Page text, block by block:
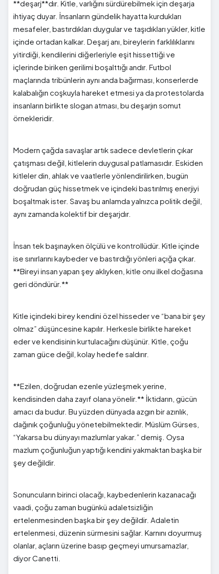
**deşarj**dır. Kitle, varlığını sürdürebilmek için deşarja
ihtiyaç duyar. İnsanların gündelik hayatta kurdukları
mesafeler, bastırdıkları duygular ve taşıdıkları yükler, kitle
içinde ortadan kalkar. Deşarj anı, bireylerin farklılıklarını
yitirdiği, kendilerini diğerleriyle eşit hissettiği ve
içlerinde biriken gerilimi boşalttığı andır. Futbol
maçlarında tribünlerin aynı anda bağırması, konserlerde
kalabalığın coşkuyla hareket etmesi ya da protestolarda
insanların birlikte slogan atması, bu deşarjın somut
örnekleridir.
Modern çağda savaşlar artık sadece devletlerin çıkar
çatışması değil, kitlelerin duygusal patlamasıdır. Eskiden
kitleler din, ahlak ve vaatlerle yönlendirilirken, bugün
doğrudan güç hissetmek ve içindeki bastırılmış enerjiyi
boşaltmak ister. Savaş bu anlamda yalnızca politik değil,
aynı zamanda kolektif bir deşarjdır.
İnsan tek başınayken ölçülü ve kontrollüdür. Kitle içinde
ise sınırlarını kaybeder ve bastırdığı yönleri açığa çıkar.
**Bireyi insan yapan şey aklıyken, kitle onu ilkel doğasına
geri döndürür.**
Kitle içindeki birey kendini özel hisseder ve “bana bir şey
olmaz” düşüncesine kapılır. Herkesle birlikte hareket
eder ve kendisinin kurtulacağını düşünür. Kitle, çoğu
zaman güce değil, kolay hedefe saldırır.
**Ezilen, doğrudan ezenle yüzleşmek yerine,
kendisinden daha zayıf olana yönelir.** İktidarın, gücün
amacı da budur. Bu yüzden dünyada azgın bir azınlık,
dağınık çoğunluğu yönetebilmektedir. Müslüm Gürses,
“Yakarsa bu dünyayı mazlumlar yakar.” demiş. Oysa
mazlum çoğunluğun yaptığı kendini yakmaktan başka bir
şey değildir.
Sonuncuların birinci olacağı, kaybedenlerin kazanacağı
vaadi, çoğu zaman bugünkü adaletsizliğin
ertelenmesinden başka bir şey değildir. Adaletin
ertelenmesi, düzenin sürmesini sağlar. Karnını doyurmuş
olanlar, açların üzerine basıp geçmeyi umursamazlar,
diyor Canetti.